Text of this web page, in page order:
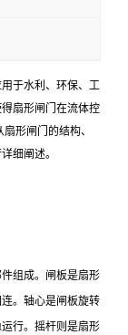
于水利、环保、工
扇形闸门在流体控
形闸门的结构、
细阐述。
组成。闸板是扇形
。轴心是闸板旋转
行。摇杆则是扇形